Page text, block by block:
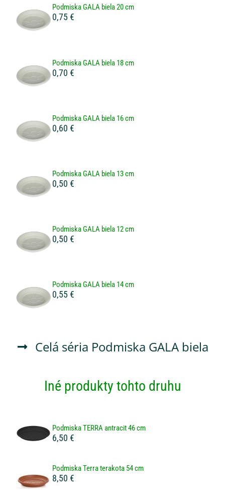
Podmiska GALA biela 20 cm
0,75 €
Podmiska GALA biela 18 cm
0,70 €
Podmiska GALA biela 16 cm
0,60 €
Podmiska GALA biela 13 cm
0,50 €
Podmiska GALA biela 12 cm
0,50 €
Podmiska GALA biela 14 cm
0,55 €
Celá séria Podmiska GALA biela
Iné produkty tohto druhu
Podmiska TERRA antracit 46 cm
6,50 €
Podmiska Terra terakota 54 cm
8,50 €